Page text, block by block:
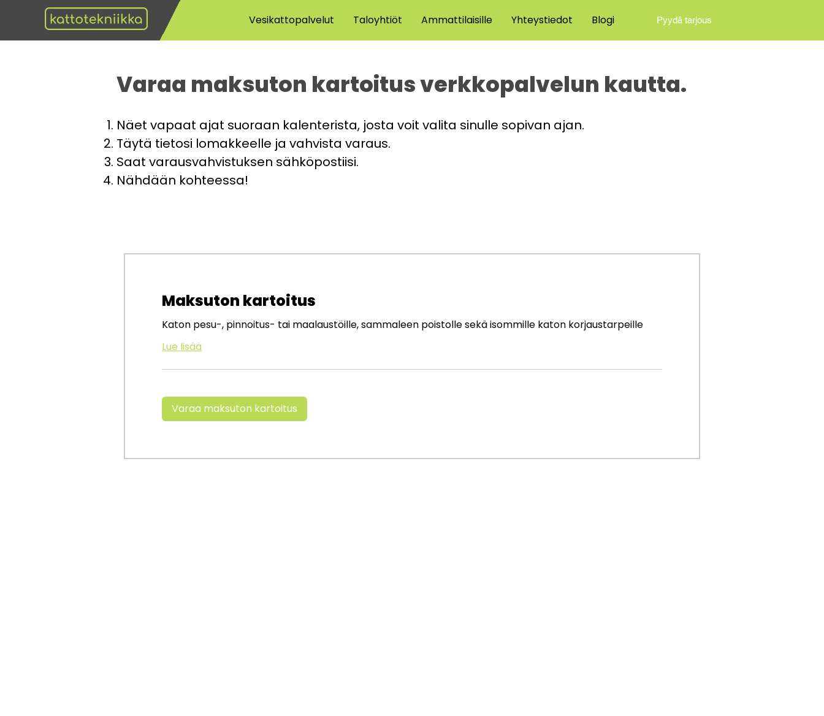
Vesikattopalvelut Taloyhtiöt Ammattilaisille Yhteystiedot Blogi Pyydä tarjous
Varaa maksuton kartoitus verkkopalvelun kautta.
Näet vapaat ajat suoraan kalenterista, josta voit valita sinulle sopivan ajan.
Täytä tietosi lomakkeelle ja vahvista varaus.
Saat varausvahvistuksen sähköpostiisi.
Nähdään kohteessa!
Maksuton kartoitus
Katon pesu-, pinnoitus- tai maalaustöille, sammaleen poistolle sekä isommille katon korjaustarpeille
Lue lisää
Varaa maksuton kartoitus